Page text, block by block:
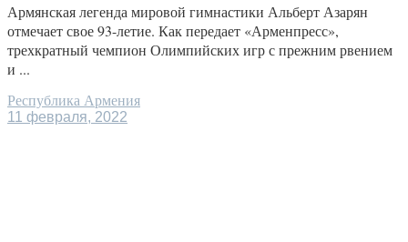
Армянская легенда мировой гимнастики Альберт Азарян
отмечает свое 93-летие. Как передает «Арменпресс»,
трехкратный чемпион Олимпийских игр с прежним рвением
и ...
Республика Армения
11 февраля, 2022